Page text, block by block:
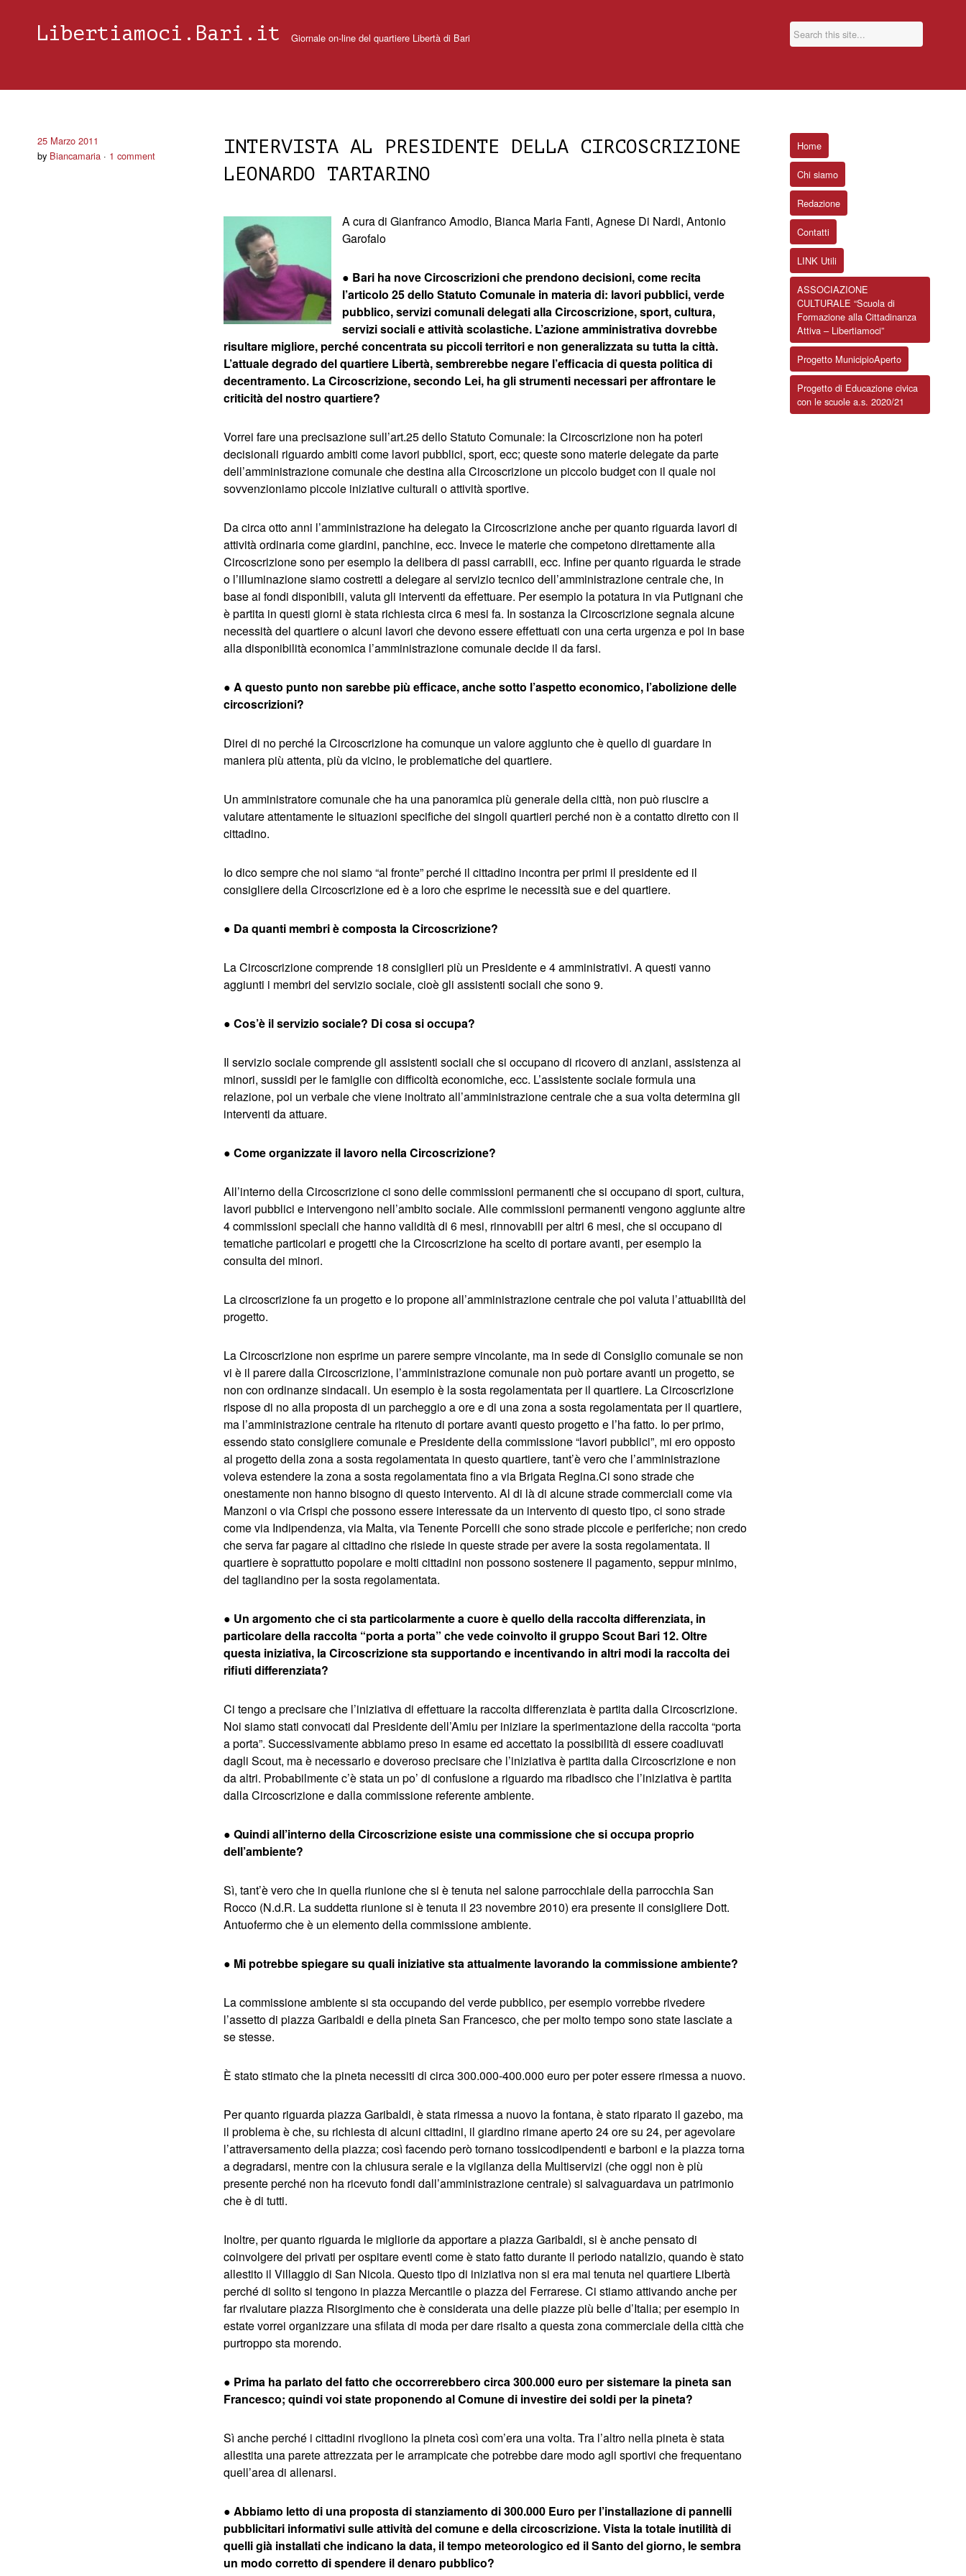
Libertiamoci.Bari.it Giornale on-line del quartiere Libertà di Bari
INTERVISTA AL PRESIDENTE DELLA CIRCOSCRIZIONE
LEONARDO TARTARINO
25 Marzo 2011
by Biancamaria 1 comment
A cura di Gianfranco Amodio, Bianca Maria Fanti, Agnese Di Nardi, Antonio
Garofalo
● Bari ha nove Circoscrizioni che prendono decisioni, come recita
l’articolo 25 dello Statuto Comunale in materia di: lavori pubblici, verde
pubblico, servizi comunali delegati alla Circoscrizione, sport, cultura,
servizi sociali e attività scolastiche. L’azione amministrativa dovrebbe
risultare migliore, perché concentrata su piccoli territori e non generalizzata su tutta la città.
L’attuale degrado del quartiere Libertà, sembrerebbe negare l’efficacia di questa politica di
decentramento. La Circoscrizione, secondo Lei, ha gli strumenti necessari per affrontare le
criticità del nostro quartiere?
Vorrei fare una precisazione sull’art.25 dello Statuto Comunale: la Circoscrizione non ha poteri
decisionali riguardo ambiti come lavori pubblici, sport, ecc; queste sono materie delegate da parte
dell’amministrazione comunale che destina alla Circoscrizione un piccolo budget con il quale noi
sovvenzioniamo piccole iniziative culturali o attività sportive.
Da circa otto anni l’amministrazione ha delegato la Circoscrizione anche per quanto riguarda lavori di
attività ordinaria come giardini, panchine, ecc. Invece le materie che competono direttamente alla
Circoscrizione sono per esempio la delibera di passi carrabili, ecc. Infine per quanto riguarda le strade
o l’illuminazione siamo costretti a delegare al servizio tecnico dell’amministrazione centrale che, in
base ai fondi disponibili, valuta gli interventi da effettuare. Per esempio la potatura in via Putignani che
è partita in questi giorni è stata richiesta circa 6 mesi fa. In sostanza la Circoscrizione segnala alcune
necessità del quartiere o alcuni lavori che devono essere effettuati con una certa urgenza e poi in base
alla disponibilità economica l’amministrazione comunale decide il da farsi.
● A questo punto non sarebbe più efficace, anche sotto l’aspetto economico, l’abolizione delle
circoscrizioni?
Direi di no perché la Circoscrizione ha comunque un valore aggiunto che è quello di guardare in
maniera più attenta, più da vicino, le problematiche del quartiere.
Un amministratore comunale che ha una panoramica più generale della città, non può riuscire a
valutare attentamente le situazioni specifiche dei singoli quartieri perché non è a contatto diretto con il
cittadino.
Io dico sempre che noi siamo “al fronte” perché il cittadino incontra per primi il presidente ed il
consigliere della Circoscrizione ed è a loro che esprime le necessità sue e del quartiere.
● Da quanti membri è composta la Circoscrizione?
La Circoscrizione comprende 18 consiglieri più un Presidente e 4 amministrativi. A questi vanno
aggiunti i membri del servizio sociale, cioè gli assistenti sociali che sono 9.
● Cos’è il servizio sociale? Di cosa si occupa?
Il servizio sociale comprende gli assistenti sociali che si occupano di ricovero di anziani, assistenza ai
minori, sussidi per le famiglie con difficoltà economiche, ecc. L’assistente sociale formula una
relazione, poi un verbale che viene inoltrato all’amministrazione centrale che a sua volta determina gli
interventi da attuare.
● Come organizzate il lavoro nella Circoscrizione?
All’interno della Circoscrizione ci sono delle commissioni permanenti che si occupano di sport, cultura,
lavori pubblici e intervengono nell’ambito sociale. Alle commissioni permanenti vengono aggiunte altre
4 commissioni speciali che hanno validità di 6 mesi, rinnovabili per altri 6 mesi, che si occupano di
tematiche particolari e progetti che la Circoscrizione ha scelto di portare avanti, per esempio la
consulta dei minori.
La circoscrizione fa un progetto e lo propone all’amministrazione centrale che poi valuta l’attuabilità del
progetto.
La Circoscrizione non esprime un parere sempre vincolante, ma in sede di Consiglio comunale se non
vi è il parere dalla Circoscrizione, l’amministrazione comunale non può portare avanti un progetto, se
non con ordinanze sindacali. Un esempio è la sosta regolamentata per il quartiere. La Circoscrizione
rispose di no alla proposta di un parcheggio a ore e di una zona a sosta regolamentata per il quartiere,
ma l’amministrazione centrale ha ritenuto di portare avanti questo progetto e l’ha fatto. Io per primo,
essendo stato consigliere comunale e Presidente della commissione “lavori pubblici”, mi ero opposto
al progetto della zona a sosta regolamentata in questo quartiere, tant’è vero che l’amministrazione
voleva estendere la zona a sosta regolamentata fino a via Brigata Regina.Ci sono strade che
onestamente non hanno bisogno di questo intervento. Al di là di alcune strade commerciali come via
Manzoni o via Crispi che possono essere interessate da un intervento di questo tipo, ci sono strade
come via Indipendenza, via Malta, via Tenente Porcelli che sono strade piccole e periferiche; non credo
che serva far pagare al cittadino che risiede in queste strade per avere la sosta regolamentata. Il
quartiere è soprattutto popolare e molti cittadini non possono sostenere il pagamento, seppur minimo,
del tagliandino per la sosta regolamentata.
● Un argomento che ci sta particolarmente a cuore è quello della raccolta differenziata, in
particolare della raccolta “porta a porta” che vede coinvolto il gruppo Scout Bari 12. Oltre
questa iniziativa, la Circoscrizione sta supportando e incentivando in altri modi la raccolta dei
rifiuti differenziata?
Ci tengo a precisare che l’iniziativa di effettuare la raccolta differenziata è partita dalla Circoscrizione.
Noi siamo stati convocati dal Presidente dell’Amiu per iniziare la sperimentazione della raccolta “porta
a porta”. Successivamente abbiamo preso in esame ed accettato la possibilità di essere coadiuvati
dagli Scout, ma è necessario e doveroso precisare che l’iniziativa è partita dalla Circoscrizione e non
da altri. Probabilmente c’è stata un po’ di confusione a riguardo ma ribadisco che l’iniziativa è partita
dalla Circoscrizione e dalla commissione referente ambiente.
● Quindi all’interno della Circoscrizione esiste una commissione che si occupa proprio
dell’ambiente?
Sì, tant’è vero che in quella riunione che si è tenuta nel salone parrocchiale della parrocchia San
Rocco (N.d.R. La suddetta riunione si è tenuta il 23 novembre 2010) era presente il consigliere Dott.
Antuofermo che è un elemento della commissione ambiente.
● Mi potrebbe spiegare su quali iniziative sta attualmente lavorando la commissione ambiente?
La commissione ambiente si sta occupando del verde pubblico, per esempio vorrebbe rivedere
l’assetto di piazza Garibaldi e della pineta San Francesco, che per molto tempo sono state lasciate a
se stesse.
È stato stimato che la pineta necessiti di circa 300.000-400.000 euro per poter essere rimessa a nuovo.
Per quanto riguarda piazza Garibaldi, è stata rimessa a nuovo la fontana, è stato riparato il gazebo, ma
il problema è che, su richiesta di alcuni cittadini, il giardino rimane aperto 24 ore su 24, per agevolare
l’attraversamento della piazza; così facendo però tornano tossicodipendenti e barboni e la piazza torna
a degradarsi, mentre con la chiusura serale e la vigilanza della Multiservizi (che oggi non è più
presente perché non ha ricevuto fondi dall’amministrazione centrale) si salvaguardava un patrimonio
che è di tutti.
Inoltre, per quanto riguarda le migliorie da apportare a piazza Garibaldi, si è anche pensato di
coinvolgere dei privati per ospitare eventi come è stato fatto durante il periodo natalizio, quando è stato
allestito il Villaggio di San Nicola. Questo tipo di iniziativa non si era mai tenuta nel quartiere Libertà
perché di solito si tengono in piazza Mercantile o piazza del Ferrarese. Ci stiamo attivando anche per
far rivalutare piazza Risorgimento che è considerata una delle piazze più belle d’Italia; per esempio in
estate vorrei organizzare una sfilata di moda per dare risalto a questa zona commerciale della città che
purtroppo sta morendo.
● Prima ha parlato del fatto che occorrerebbero circa 300.000 euro per sistemare la pineta san
Francesco; quindi voi state proponendo al Comune di investire dei soldi per la pineta?
Sì anche perché i cittadini rivogliono la pineta così com’era una volta. Tra l’altro nella pineta è stata
allestita una parete attrezzata per le arrampicate che potrebbe dare modo agli sportivi che frequentano
quell’area di allenarsi.
● Abbiamo letto di una proposta di stanziamento di 300.000 Euro per l’installazione di pannelli
pubblicitari informativi sulle attività del comune e della circoscrizione. Vista la totale inutilità di
quelli già installati che indicano la data, il tempo meteorologico ed il Santo del giorno, le sembra
un modo corretto di spendere il denaro pubblico?
Home
Chi siamo
Redazione
Contatti
LINK Utili
ASSOCIAZIONE
CULTURALE “Scuola di
Formazione alla Cittadinanza
Attiva – Libertiamoci”
Progetto MunicipioAperto
Progetto di Educazione civica
con le scuole a.s. 2020/21